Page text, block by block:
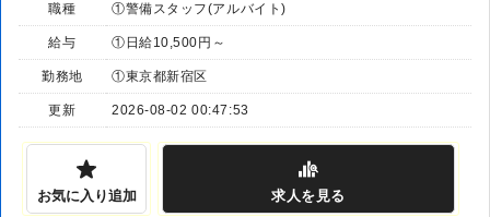
職種 ①警備スタッフ(アルバイト)
給与 ①日給10,500円～
勤務地 ①東京都新宿区
更新 2026-08-02 00:47:53
お気に入り追加 求人を見る